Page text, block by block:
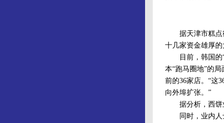
据天津市糕点行
十几家资金雄厚的
目前，韩国的“
本“跑马圈地”的
前的36家店。“这
向外埠扩张。”
据分析，西饼业
同时，业内人士